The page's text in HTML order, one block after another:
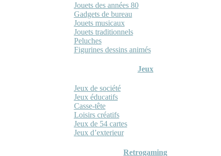
Jouets des années 80
Gadgets de bureau
Jouets musicaux
Jouets traditionnels
Peluches
Figurines dessins animés
Jeux
Jeux de société
Jeux éducatifs
Casse-tête
Loisirs créatifs
Jeux de 54 cartes
Jeux d’exterieur
Retrogaming